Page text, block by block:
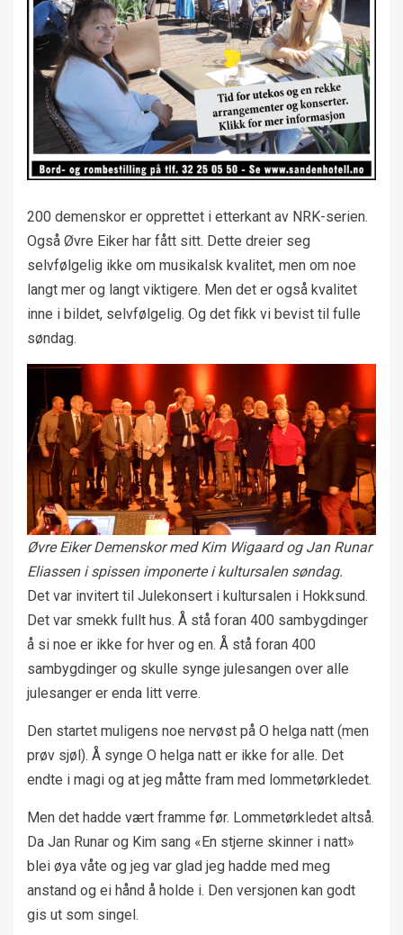
200 demenskor er opprettet i etterkant av NRK-serien.
Også Øvre Eiker har fått sitt. Dette dreier seg
selvfølgelig ikke om musikalsk kvalitet, men om noe
langt mer og langt viktigere. Men det er også kvalitet
inne i bildet, selvfølgelig. Og det fikk vi bevist til fulle
søndag.
Øvre Eiker Demenskor med Kim Wigaard og Jan Runar
Eliassen i spissen imponerte i kultursalen søndag.
Det var invitert til Julekonsert i kultursalen i Hokksund.
Det var smekk fullt hus. Å stå foran 400 sambygdinger
å si noe er ikke for hver og en. Å stå foran 400
sambygdinger og skulle synge julesangen over alle
julesanger er enda litt verre.
Den startet muligens noe nervøst på O helga natt (men
prøv sjøl). Å synge O helga natt er ikke for alle. Det
endte i magi og at jeg måtte fram med lommetørkledet.
Men det hadde vært framme før. Lommetørkledet altså.
Da Jan Runar og Kim sang «En stjerne skinner i natt»
blei øya våte og jeg var glad jeg hadde med meg
anstand og ei hånd å holde i. Den versjonen kan godt
gis ut som singel.